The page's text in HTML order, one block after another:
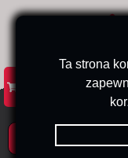
Ta strona
KATALOG